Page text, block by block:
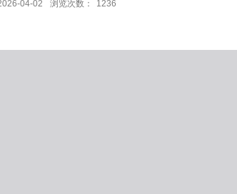
04-02 浏览次数： 1236